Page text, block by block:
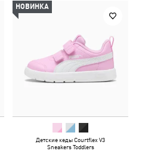
НОВИНКА
Детские кеды Courtflex V3
Sneakers Toddlers